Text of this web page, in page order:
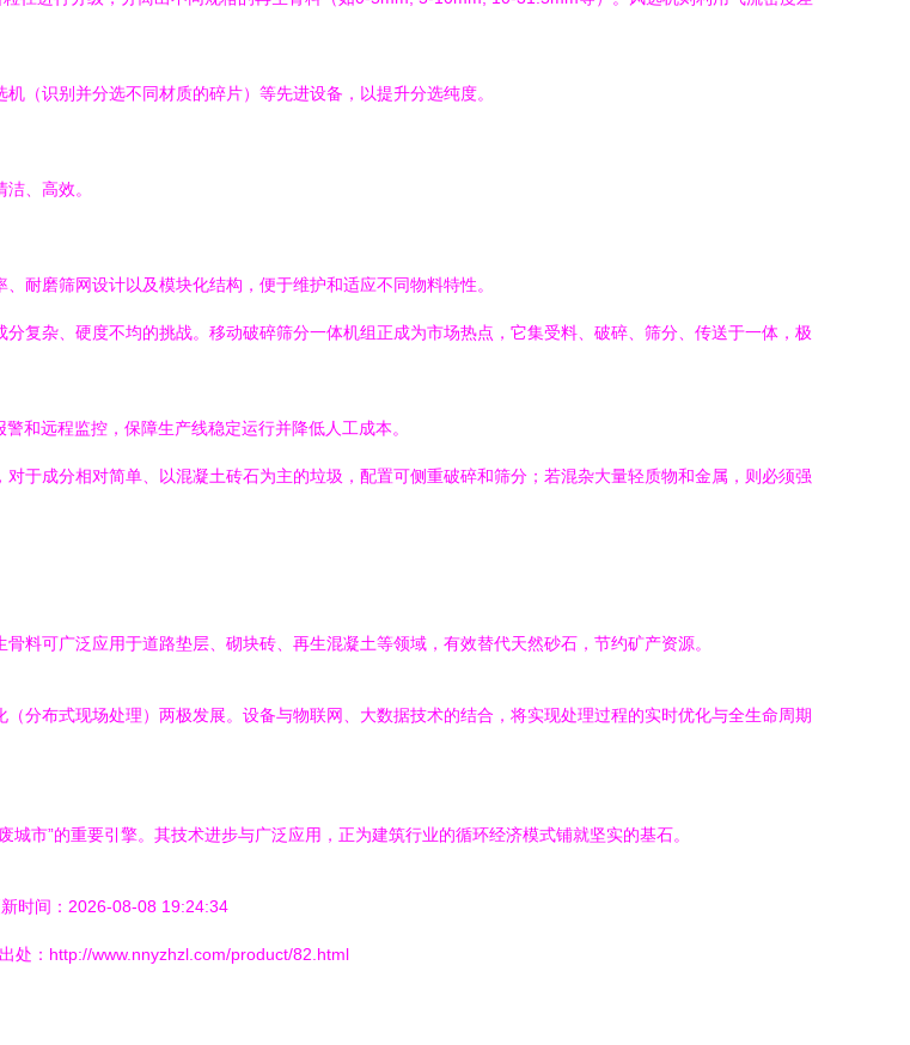
（识别并分选不同材质的碎片）等先进设备，以提升分选纯度。
、高效。
耐磨筛网设计以及模块化结构，便于维护和适应不同物料特性。
复杂、硬度不均的挑战。移动破碎筛分一体机组正成为市场热点，它集受料、破碎、筛分、传送于一体，极
和远程监控，保障生产线稳定运行并降低人工成本。
于成分相对简单、以混凝土砖石为主的垃圾，配置可侧重破碎和筛分；若混杂大量轻质物和金属，则必须强
料可广泛应用于道路垫层、砌块砖、再生混凝土等领域，有效替代天然砂石，节约矿产资源。
分布式现场处理）两极发展。设备与物联网、大数据技术的结合，将实现处理过程的实时优化与全生命周期
市”的重要引擎。其技术进步与广泛应用，正为建筑行业的循环经济模式铺就坚实的基石。
时间：2026-08-08 19:24:34
处：http://www.nnyzhzl.com/product/82.html